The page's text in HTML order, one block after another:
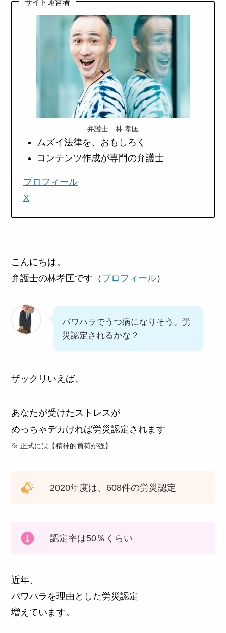
サイト運営者
弁護士 林 孝匡
ムズイ法律を、おもしろく
コンテンツ作成が専門の弁護士
プロフィール
X
こんにちは。
弁護士の林孝匡です（ プロフィール）
パワハラでうつ病になりそう。労
災認定されるかな？
ザックリいえば、
あなたが受けたストレスが
めっちゃデカければ労災認定されます
※ 正式には【精神的負荷が強】
2020年度は、608件の労災認定
認定率は50％くらい
近年、
パワハラを理由とした労災認定
増えています。